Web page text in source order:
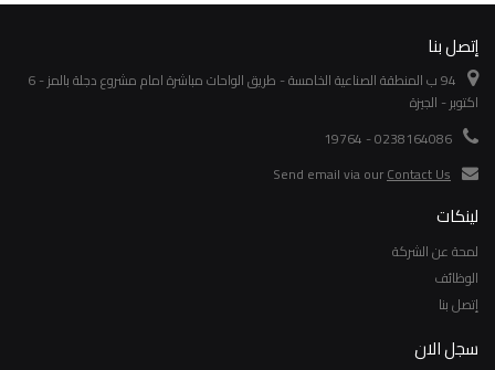
إتصل بنا
94 ب المنطقة الصناعية الخامسة - طريق الواحات مباشرة امام مشروع دجلة بالمز - 6
اكتوبر - الجيزة
0238164086 - 19764
Send email via ourContact Us
لينكات
لمحة عن الشركة
الوظائف
إتصل بنا
سجل الان